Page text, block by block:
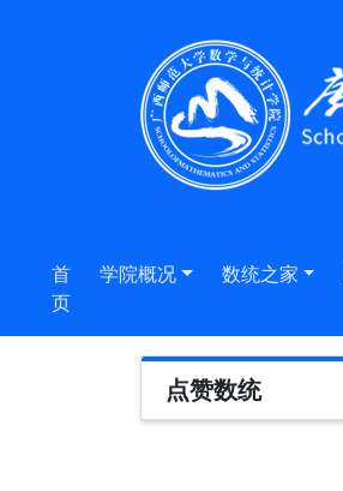
首
页
学院概况 数统之家
点赞数统